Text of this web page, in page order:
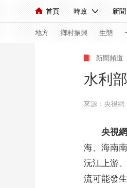
首頁 時政 新聞
人民領袖習近平 聯播+
直播 片庫 欄目大全
海外頻道 iPanda English
地方 鄉村振興 生態
聯
小央視頻
前線 比劃
新聞頻道
水利
來源：央視
央視
海、海南
沅江上游
流可能發